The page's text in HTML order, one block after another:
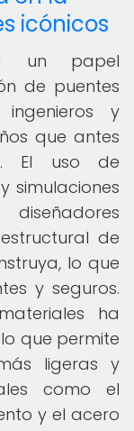
icónicos
un papel
de puentes
y
que antes
El uso de
simulaciones
de
lo que
y seguros.
ha
que permite
ligeras y
como el
y el acero